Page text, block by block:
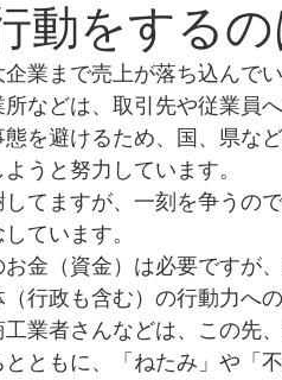
動をするの
業まで売上が落ち込んでい
などは、取引先や従業員
を避けるため、国、県な
うと努力しています。
てますが、一刻を争うの
ています。
金（資金）は必要ですが
行政も含む）の行動力への
業者さんなどは、この先
ともに、「ねたみ」や「